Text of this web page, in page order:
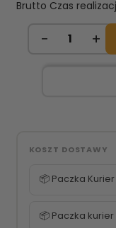
Brutto Czas
KOSZT DOSTAWY
📦 Paczka Kurier
📦 Paczka